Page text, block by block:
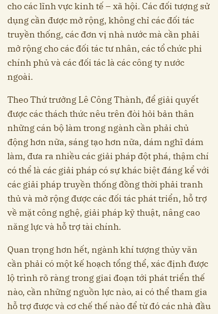
cho các lĩnh vực kinh tế – xã hội. Các đối tượng sử
dụng cần được mở rộng, không chỉ các đối tác
truyền thống, các đơn vị nhà nước mà cần phải
mở rộng cho các đối tác tư nhân, các tổ chức phi
chính phủ và các đối tác là các công ty nước
ngoài.
Theo Thứ trưởng Lê Công Thành, để giải quyết
được các thách thức nêu trên đòi hỏi bản thân
những cán bộ làm trong ngành cần phải chủ
động hơn nữa, sáng tạo hơn nữa, dám nghĩ dám
làm, đưa ra nhiều các giải pháp đột phá, thậm chí
có thể là các giải pháp có sự khác biệt đáng kể với
các giải pháp truyền thống đồng thời phải tranh
thủ và mở rộng được các đối tác phát triển, hỗ trợ
về mặt công nghệ, giải pháp kỹ thuật, nâng cao
năng lực và hỗ trợ tài chính.
Quan trọng hơn hết, ngành khí tượng thủy văn
cần phải có một kế hoạch tổng thể, xác định được
lộ trình rõ ràng trong giai đoạn tới phát triển thế
nào, cần những nguồn lực nào, ai có thể tham gia
hỗ trợ được và cơ chế thế nào để từ đó các nhà đầu